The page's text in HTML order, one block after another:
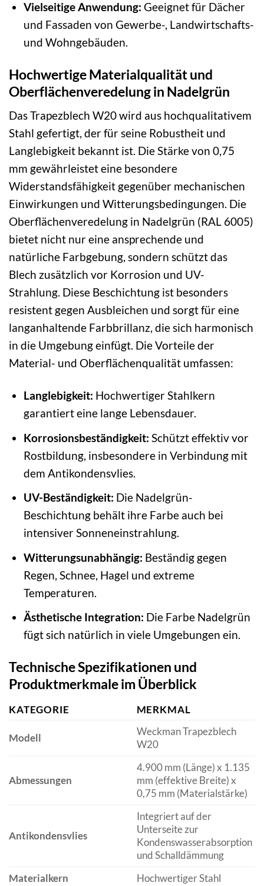
Vielseitige Anwendung: Geeignet für Dächer
und Fassaden von Gewerbe-, Landwirtschafts-
und Wohngebäuden.
Hochwertige Materialqualität und
Oberflächenveredelung in Nadelgrün
Das Trapezblech W20 wird aus hochqualitativem
Stahl gefertigt, der für seine Robustheit und
Langlebigkeit bekannt ist. Die Stärke von 0,75
mm gewährleistet eine besondere
Widerstandsfähigkeit gegenüber mechanischen
Einwirkungen und Witterungsbedingungen. Die
Oberflächenveredelung in Nadelgrün (RAL 6005)
bietet nicht nur eine ansprechende und
natürliche Farbgebung, sondern schützt das
Blech zusätzlich vor Korrosion und UV-
Strahlung. Diese Beschichtung ist besonders
resistent gegen Ausbleichen und sorgt für eine
langanhaltende Farbbrillanz, die sich harmonisch
in die Umgebung einfügt. Die Vorteile der
Material- und Oberflächenqualität umfassen:
Langlebigkeit: Hochwertiger Stahlkern
garantiert eine lange Lebensdauer.
Korrosionsbeständigkeit: Schützt effektiv vor
Rostbildung, insbesondere in Verbindung mit
dem Antikondensvlies.
UV-Beständigkeit: Die Nadelgrün-
Beschichtung behält ihre Farbe auch bei
intensiver Sonneneinstrahlung.
Witterungsunabhängig: Beständig gegen
Regen, Schnee, Hagel und extreme
Temperaturen.
Ästhetische Integration: Die Farbe Nadelgrün
fügt sich natürlich in viele Umgebungen ein.
Technische Spezifikationen und
Produktmerkmale im Überblick
KATEGORIE MERKMAL
Modell
Weckman Trapezblech
W20
Abmessungen
4.900 mm (Länge) x 1.135
mm (effektive Breite) x
0,75 mm (Materialstärke)
Antikondensvlies
Integriert auf der
Unterseite zur
Kondenswasserabsorption
und Schalldämmung
Materialkern
Hochwertiger Stahl